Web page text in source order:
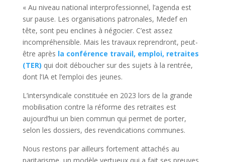
« Au niveau national interprofessionnel, l’agenda est
sur pause. Les organisations patronales, Medef en
tête, sont peu enclines à négocier. C’est assez
incompréhensible. Mais les travaux reprendront, peut-
être après la conférence travail, emploi, retraites
(TER) qui doit déboucher sur des sujets à la rentrée,
dont l’IA et l’emploi des jeunes.
L’intersyndicale constituée en 2023 lors de la grande
mobilisation contre la réforme des retraites est
aujourd’hui un bien commun qui permet de porter,
selon les dossiers, des revendications communes.
Nous restons par ailleurs fortement attachés au